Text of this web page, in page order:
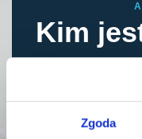
Zgoda
Kim
Zajmujemy się
TikToku, oferując